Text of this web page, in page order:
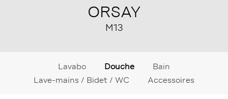
ORSAY
M13
Lavabo Douche
Bain
Lave-mains / Bidet / WC
Accessoires